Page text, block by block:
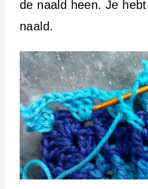
de naald heen. Je
naald.